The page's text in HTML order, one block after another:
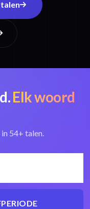
Elk woord
54+ talen.